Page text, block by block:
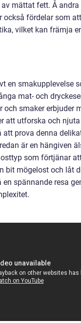
mättat fett. Å andra
också fördelar som
vilket kan främja
en smakupplevelse
mat- och
och smaker erbjuder
att utforska och njuta
att prova denna
är en hängiven
som förtjänar
bit mögelost och låt
spännande resa